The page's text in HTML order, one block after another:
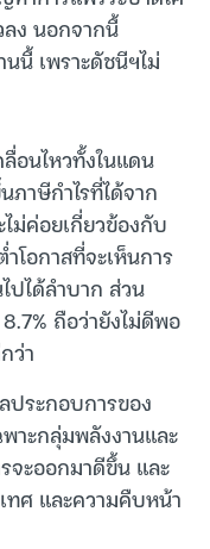
ง นอกจากนี้
นี้ เพราะดัชนีฯไม่
อนไหวทั้งในแดน
าษีกำไรที่ได้จาก
ม่ค่อยเกี่ยวข้องกับ
โอกาสที่จะเห็นการ
ปได้ลำบาก ส่วน
ถือว่ายังไม่ดีพอ
ว่า
ระกอบการของ
าะกลุ่มพลังงานและ
จะออกมาดีขึ้น และ
ทศ และความคืบหน้า